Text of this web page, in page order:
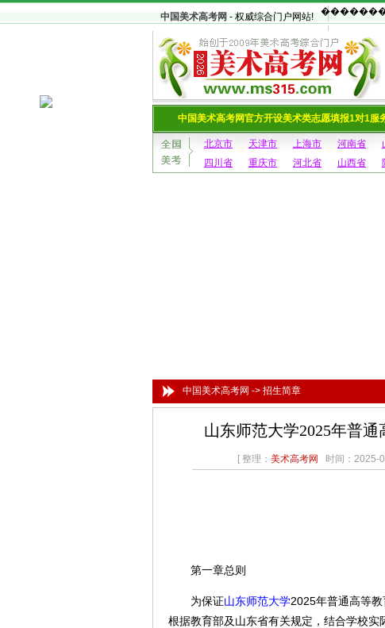
中国美术高考网 - 权威综合门户网站!
中国美术高考网官方开设美术类志愿填报1对1服
北京市 天津市 上海市 河南省
四川省
重庆市 河北省 山西省
中国美术高考网 -> 招生简章
山东师范大学2025年普通
[ 整理： 美术高考网 时间：2025-
第一章总则
为保证山东师范大学2025年普通高等教
根据教育部及山东省有关规定，结合学校实